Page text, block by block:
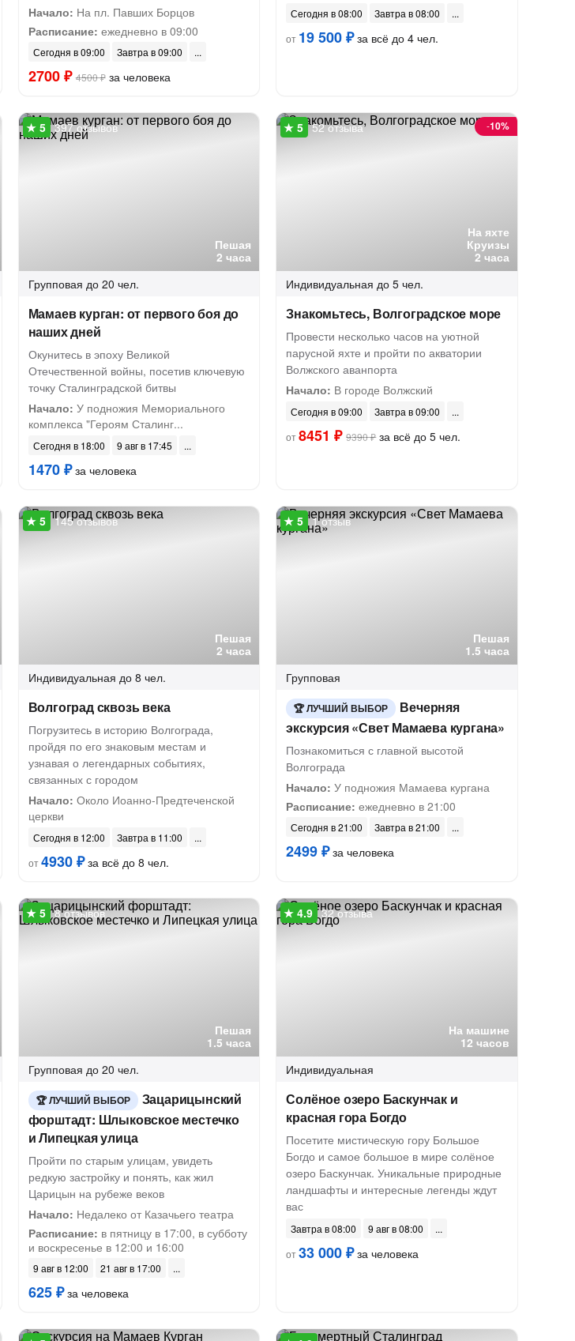
Начало: На пл. Павших Борцов
Расписание: ежедневно в 09:00
Сегодня в 09:00 Завтра в 09:00
2700 ₽ 4500 ₽за человека
Сегодня в 08:00
Завтра в 08:00
от 19 500 ₽за всё до 4 чел.
Пешая
2 часа
397 отзывов
Групповая до 20 чел.
Мамаев курган: от первого боя до
наших дней
Окунитесь в эпоху Великой
Отечественной войны, посетив ключевую
точку Сталинградской битвы
Начало: У подножия Мемориального
комплекса "Героям Сталинг...
Сегодня в 18:00 9 авг в 17:45
1470 ₽за человека
На яхте
Круизы
2 часа
-10%
52 отзыва
Индивидуальная до 5 чел.
Знакомьтесь, Волгоградское море
Провести несколько часов на уютной
парусной яхте и пройти по акватории
Волжского аванпорта
Начало: В городе Волжский
Сегодня в 09:00
Завтра в 09:00
от8451 ₽ 9390 ₽за всё до 5 чел.
Пешая
2 часа
145 отзывов
Индивидуальная до 8 чел.
Волгоград сквозь века
Погрузитесь в историю Волгограда,
пройдя по его знаковым местам и
узнавая о легендарных событиях,
связанных с городом
Начало: Около Иоанно-Предтеченской
церкви
Сегодня в 12:00
Завтра в 11:00
от4930 ₽за всё до 8 чел.
Пешая
1.5 часа
1 отзыв
Групповая
ЛУЧШИЙ ВЫБОР
Вечерняя
экскурсия «Свет Мамаева кургана»
Познакомиться с главной высотой
Волгограда
Начало: У подножия Мамаева кургана
Расписание: ежедневно в 21:00
Сегодня в 21:00 Завтра в 21:00
2499 ₽за человека
Пешая
1.5 часа
8 отзывов
Групповая до 20 чел.
ЛУЧШИЙ ВЫБОР
Зацарицынский
форштадт: Шлыковское местечко
и Липецкая улица
Пройти по старым улицам, увидеть
редкую застройку и понять, как жил
Царицын на рубеже веков
Начало: Недалеко от Казачьего театра
Расписание: в пятницу в 17:00, в субботу
и воскресенье в 12:00 и 16:00
9 авг в 12:00 21 авг в 17:00
625 ₽за человека
На машине
12 часов
32 отзыва
Индивидуальная
Солёное озеро Баскунчак и
красная гора Богдо
Посетите мистическую гору Большое
Богдо и самое большое в мире солёное
озеро Баскунчак. Уникальные природные
ландшафты и интересные легенды ждут
вас
Завтра в 08:00
9 авг в 08:00
от33 000 ₽за человека